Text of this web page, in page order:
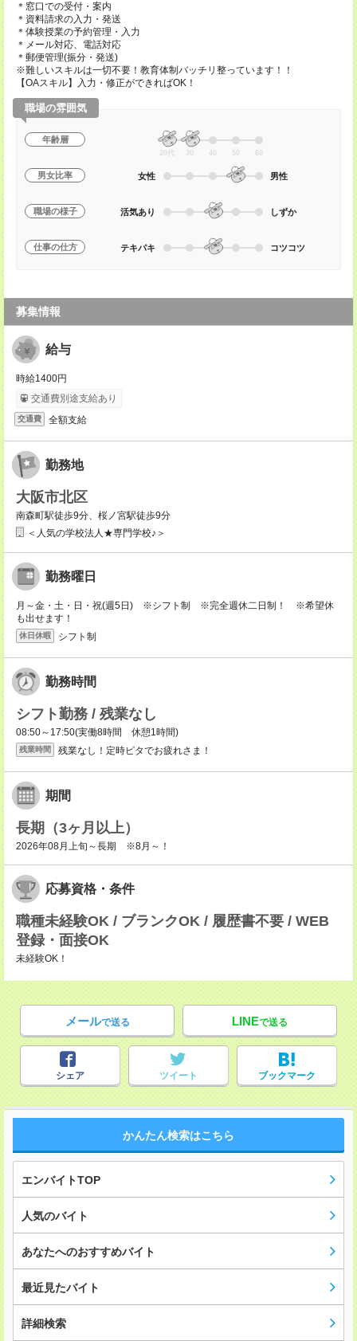
＊窓口での受付・案内
＊資料請求の入力・発送
＊体験授業の予約管理・入力
＊メール対応、電話対応
＊郵便管理(振分・発送)
※難しいスキルは一切不要！教育体制バッチリ整っています！！
【OAスキル】入力・修正ができればOK！
職場の雰囲気
年齢層
20代 30 40 50 60
男女比率 女性 男性
職場の様子 活気あり しずか
仕事の仕方 テキパキ コツコツ
募集情報
給与
時給1400円
交通費別途支給あり
交通費 全額支給
勤務地
大阪市北区
南森町駅徒歩9分、桜ノ宮駅徒歩9分
＜人気の学校法人★専門学校♪＞
勤務曜日
月～金・土・日・祝(週5日) ※シフト制 ※完全週休二日制！ ※希望休
も出せます！
休日休暇 シフト制
勤務時間
シフト勤務 / 残業なし
08:50～17:50(実働8時間 休憩1時間)
残業時間 残業なし！定時ピタでお疲れさま！
期間
長期（3ヶ月以上）
2026年08月上旬～長期 ※8月～！
応募資格・条件
職種未経験OK / ブランクOK / 履歴書不要 / WEB
登録・面接OK
未経験OK！
メールで送る LINEで送る
シェア ツイート ブックマーク
かんたん検索はこちら
エンバイトTOP
人気のバイト
あなたへのおすすめバイト
最近見たバイト
詳細検索